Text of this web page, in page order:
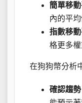
簡單移
內的平均
指數移
格更多權
在狗狗幣分析
確認趨勢